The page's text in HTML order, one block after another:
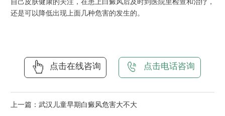
自己皮肤健康的关注，在患上白癜风后及时到医院里检查和治疗，
还是可以降低出现上面几种危害的发生的。
点击在线咨询 点击电话咨询
上一篇： 武汉儿童早期白癜风危害大不大